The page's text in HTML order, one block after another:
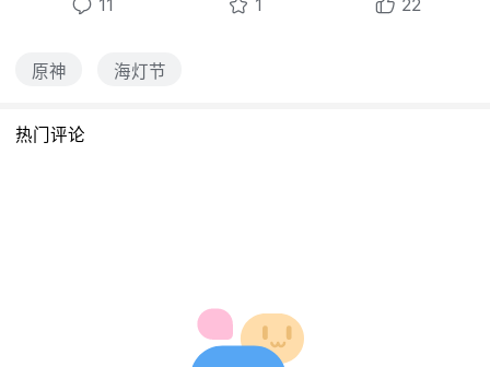
符合我们中国人对于一个合格的帝王的要求。
国情怀，这是所有外国游戏所不可能体现的。
是为了璃月而“鞠躬尽瘁死而后已”，可以说，这
11 1 22
原神 海灯节
热门评论